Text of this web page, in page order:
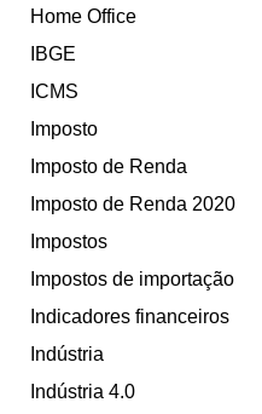
Home Office
IBGE
ICMS
Imposto
Imposto de Renda
Imposto de Renda 2020
Impostos
Impostos de importação
Indicadores financeiros
Indústria
Indústria 4.0